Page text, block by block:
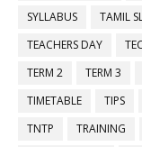
SYLLABUS
TAMIL
TEACHERS DAY
TERM 2
TERM 3
TIMETABLE
TIPS
TNTP
TRAINING